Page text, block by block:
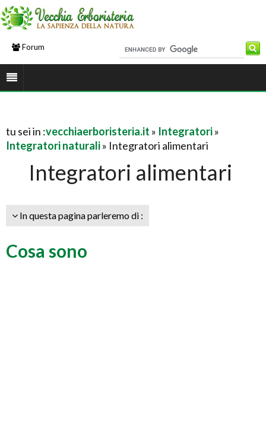
Forum
tu sei in :vecchiaerboristeria.it » Integratori»
Integratori naturali» Integratori alimentari
Integratori alimentari
In questa pagina parleremo di :
Cosa sono